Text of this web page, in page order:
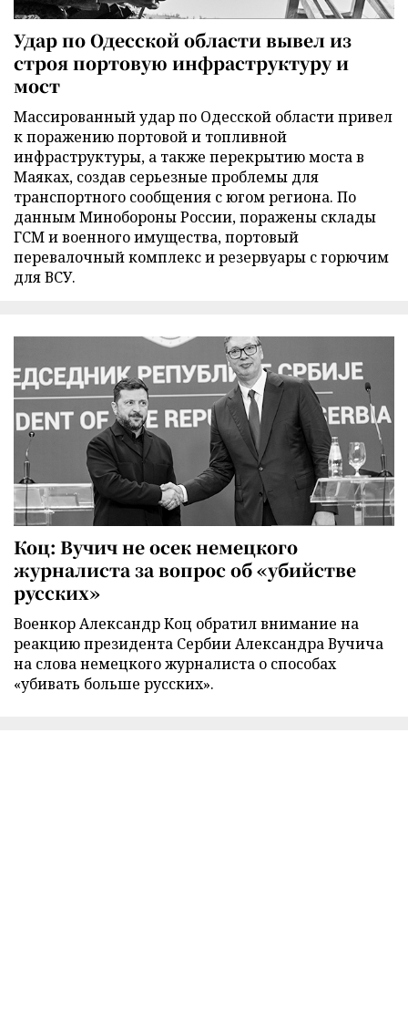
Удар по Одесской области вывел из
строя портовую инфраструктуру и
мост
Массированный удар по Одесской области привел
к поражению портовой и топливной
инфраструктуры, а также перекрытию моста в
Маяках, создав серьезные проблемы для
транспортного сообщения с югом региона. По
данным Минобороны России, поражены склады
ГСМ и военного имущества, портовый
перевалочный комплекс и резервуары с горючим
для ВСУ.
Коц: Вучич не осек немецкого
журналиста за вопрос об «убийстве
русских»
Военкор Александр Коц обратил внимание на
реакцию президента Сербии Александра Вучича
на слова немецкого журналиста о способах
«убивать больше русских».